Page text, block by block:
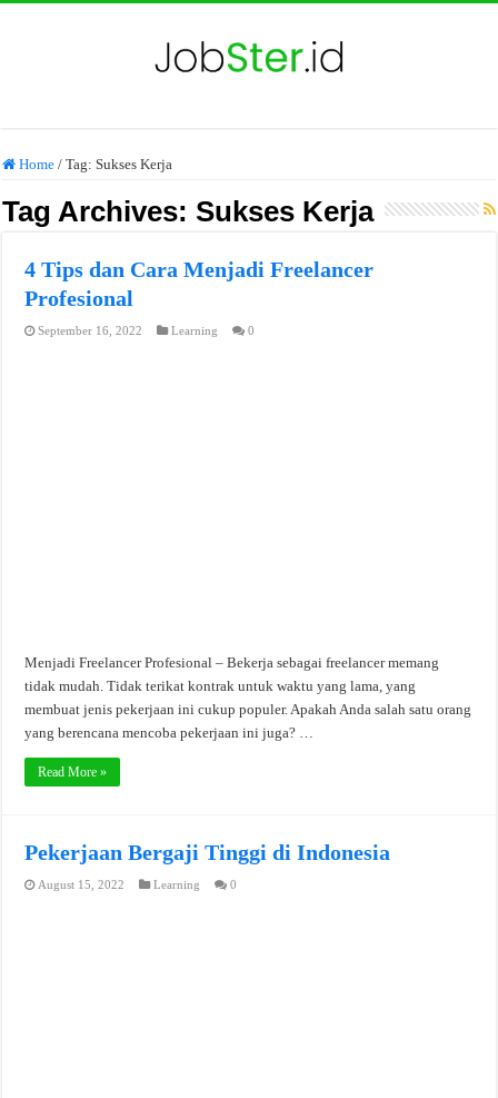
Home / Tag:Sukses Kerja
Tag Archives: Sukses Kerja
4 Tips dan Cara Menjadi Freelancer
Profesional
September 16, 2022 Learning 0
Menjadi Freelancer Profesional – Bekerja sebagai freelancer memang
tidak mudah. Tidak terikat kontrak untuk waktu yang lama, yang
membuat jenis pekerjaan ini cukup populer. Apakah Anda salah satu orang
yang berencana mencoba pekerjaan ini juga? …
Read More »
Pekerjaan Bergaji Tinggi di Indonesia
August 15, 2022 Learning 0